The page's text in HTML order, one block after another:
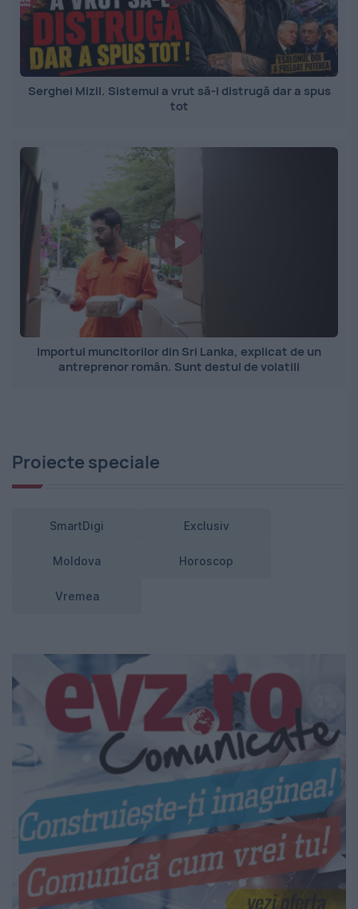
Serghei Mizil. Sistemul a vrut să-l distrugă dar a spus
tot
Importul muncitorilor din Sri Lanka, explicat de un
antreprenor român. Sunt destul de volatili
Proiecte speciale
SmartDigi Exclusiv
Moldova Horoscop
Vremea